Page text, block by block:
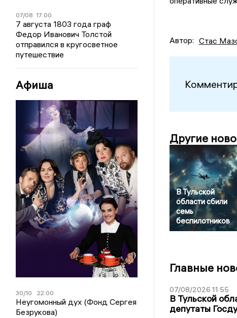
07/08 17:00
7 августа 1803 года граф
Федор Иванович Толстой
отправился в кругосветное
путешествие
Афиша
30/10 22:00
Неугомонный дух (Фонд Сергея
Безрукова)
Автор: Стас
Другие
В Тульской
области сбили
семь
беспилотников
Главные
07/08/2026 11:55
В Тульской
депутаты